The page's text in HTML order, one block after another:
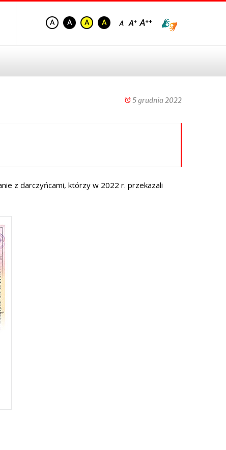
5 grudnia 2022
z darczyńcami, którzy w 2022 r. przekazali